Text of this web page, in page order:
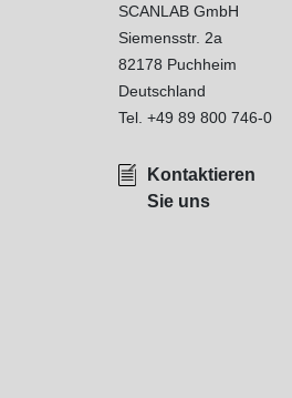
SCANLAB GmbH
Siemensstr. 2a
82178 Puchheim
Deutschland
Tel. +49 89 800 746-0
Kontaktieren
Sie uns